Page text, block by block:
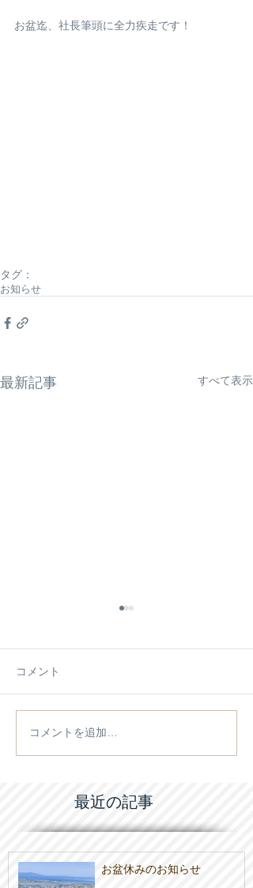
お盆迄、社長筆頭に全力疾走です！
タグ：
お知らせ
最新記事 すべて表示
施工例【施工物件】をア
ップしました
コメント
コメントを追加…
最近の記事
お盆休みのお知らせ